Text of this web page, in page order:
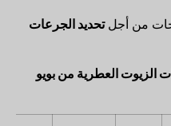
من أجلتحديد الجرعات
الزيوت العطرية من بويو